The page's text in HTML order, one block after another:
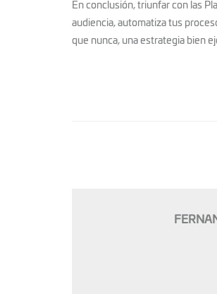
En conclusión, triunfar con las
audiencia, automatiza tus
que nunca, una estrategia bien